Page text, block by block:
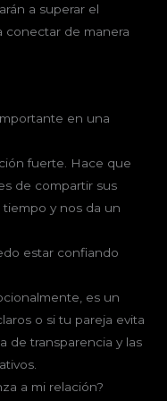
a superar el
conectar de manera
en una
fuerte. Hace que
de compartir sus
y nos da un
estar confiando
es un
o si tu pareja evita
de transparencia y las
a mi relación?